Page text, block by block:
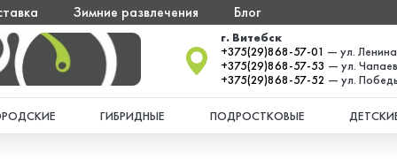
Зимние развлечения Блог
г. Витебск
+375(29)868-57-01 — ул.
+375(29)868-57-53 — ул.
+375(29)868-57-52 — ул.
ГИБРИДНЫЕ ПОДРОСТКОВЫЕ